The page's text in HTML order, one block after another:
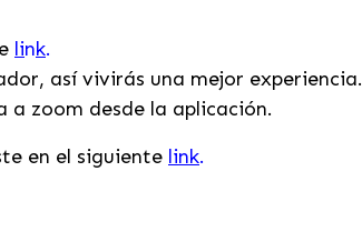
link.
así vivirás una mejor experiencia.
a zoom desde la aplicación.
en el siguiente link.